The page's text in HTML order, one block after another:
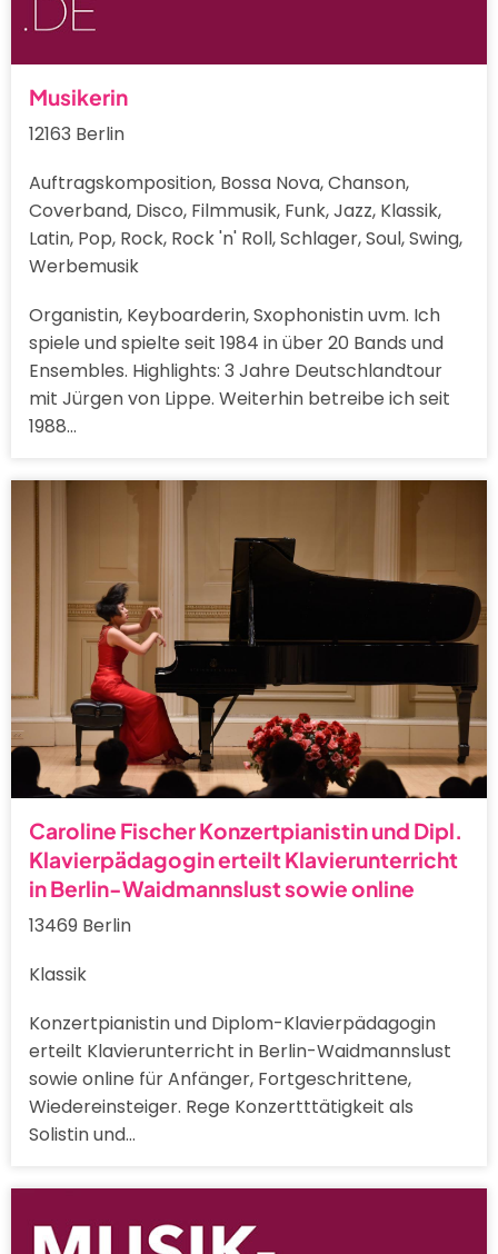
Musikerin
12163 Berlin
Auftragskomposition, Bossa Nova, Chanson,
Coverband, Disco, Filmmusik, Funk, Jazz, Klassik,
Latin, Pop, Rock, Rock 'n' Roll, Schlager, Soul, Swing,
Werbemusik
Organistin, Keyboarderin, Sxophonistin uvm. Ich
spiele und spielte seit 1984 in über 20 Bands und
Ensembles. Highlights: 3 Jahre Deutschlandtour
mit Jürgen von Lippe. Weiterhin betreibe ich seit
1988…
Caroline Fischer Konzertpianistin und Dipl.
Klavierpädagogin erteilt Klavierunterricht
in Berlin-Waidmannslust sowie online
13469 Berlin
Klassik
Konzertpianistin und Diplom-Klavierpädagogin
erteilt Klavierunterricht in Berlin-Waidmannslust
sowie online für Anfänger, Fortgeschrittene,
Wiedereinsteiger. Rege Konzertttätigkeit als
Solistin und…